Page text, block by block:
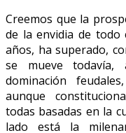
Creemos que la
de la envidia de todo
años, ha superado,
se mueve todavía,
dominación
aunque
todas basadas en la
lado está la